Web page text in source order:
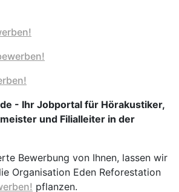
- Ihr Jobportal für Hörakustiker,
und Filialleiter in der
Bewerbung von Ihnen, lassen wir
Organisation Eden Reforestation
pflanzen.